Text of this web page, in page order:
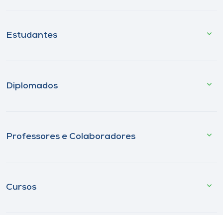
Estudantes
Diplomados
Professores e Colaboradores
Cursos